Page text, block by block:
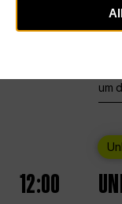
12:00
um
12:00